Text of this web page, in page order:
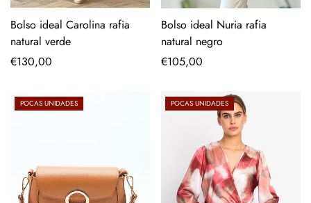
Bolso ideal Carolina rafia
natural verde
Precio
€130,00
Bolso ideal Nuria rafia
natural negro
Precio
€105,00
POCAS UNIDADES POCAS UNIDADES